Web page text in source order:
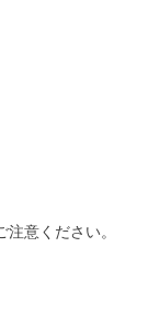
意ください。